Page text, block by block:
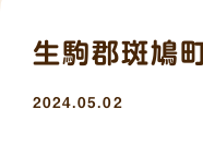
生駒郡斑鳩
2024.05.02